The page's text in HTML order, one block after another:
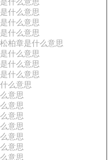
什么意思
什么意思
什么意思
什么意思
柏章是什么意思
什么意思
什么意思
什么意思
么意思
意思
意思
意思
意思
意思
意思
意思